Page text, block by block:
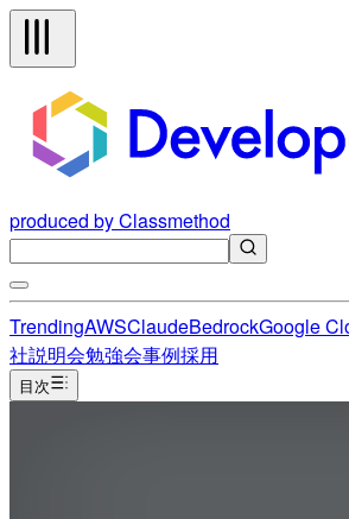
produced by Classmethod
TrendingAWSClaudeBedrockGoogle
社説明会勉強会事例採用
目次